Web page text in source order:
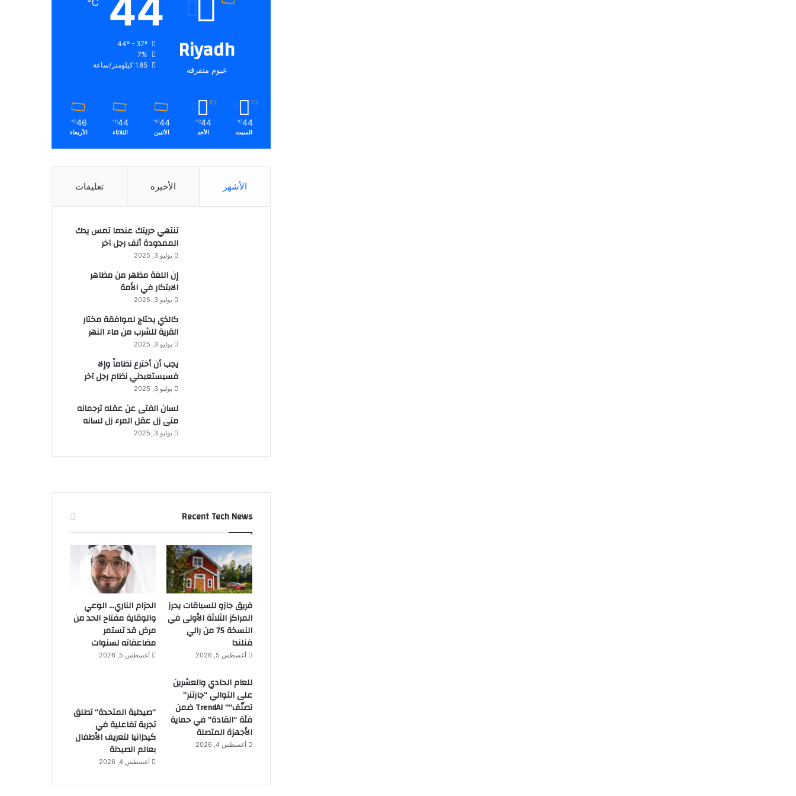
Riyadh
غيوم متفرقة
44
℃
44º - 37º
7%
1.85 كيلومتر/ساعة
44
℃
السبت
44
℃
الأحد
44
℃
الأثنين
44
℃
الثلاثاء
46
℃
الأربعاء
الأشهر الأخيرة تعليقات
تنتهي حريتك عندما تمس يدك
الممدودة أنف رجل آخر
يوليو 3, 2025
إن اللغة مظهر من مظاهر
الابتكار في الأمة
يوليو 3, 2025
كالذي يحتاج لموافقة مختار
القرية للشرب من ماء النهر
يوليو 3, 2025
يجب أن أخترع نظاماً وإلا
فسيستعبدني نظام رجل آخر
يوليو 3, 2025
لسان الفتى عن عقله ترجمانه
متى زل عقل المرء زل لسانه
يوليو 3, 2025
Recent Tech News
فريق جازو للسباقات يحرز
المراكز الثلاثة الأولى في
النسخة 75 من رالي
فنلندا
أغسطس 5, 2026
الحزام الناري… الوعي
والوقاية مفتاح الحد من
مرض قد تستمر
مضاعفاته لسنوات
أغسطس 5, 2026
للعام الحادي والعشرين
على التوالي “جارتنر”
تصنّف”” TrendAI ضمن
فئة “القادة” في حماية
الأجهزة المتصلة
أغسطس 4, 2026
“صيدلية المتحدة” تطلق
تجربة تفاعلية في
كيدزانيا لتعريف الأطفال
بعالم الصيدلة
أغسطس 4, 2026